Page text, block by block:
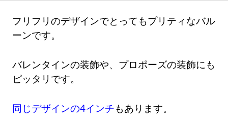
フリフリのデザインでとってもプリティなバル
ーンです。
バレンタインの装飾や、プロポーズの装飾にも
ピッタリです。
同じデザインの4インチもあります。